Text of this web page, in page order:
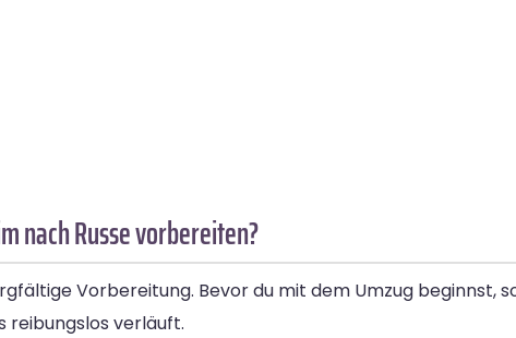
nach Russe vorbereiten?
Vorbereitung. Bevor du mit dem Umzug beginnst,
reibungslos verläuft.